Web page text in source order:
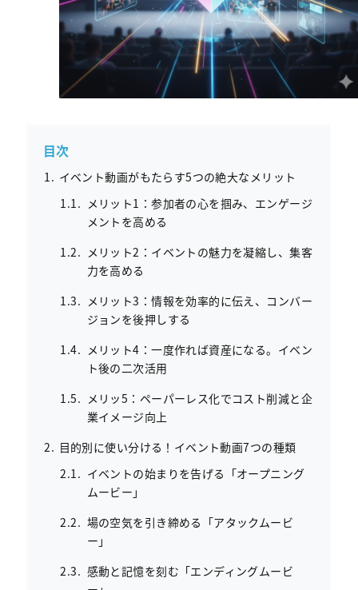
目次
イベント動画がもたらす5つの絶大なメリット
メリット1：参加者の心を掴み、エンゲージ
メントを高める
メリット2：イベントの魅力を凝縮し、集客
力を高める
メリット3：情報を効率的に伝え、コンバー
ジョンを後押しする
メリット4：一度作れば資産になる。イベン
ト後の二次活用
メリッ5：ペーパーレス化でコスト削減と企
業イメージ向上
目的別に使い分ける！イベント動画7つの種類
イベントの始まりを告げる「オープニング
ムービー」
場の空気を引き締める「アタックムービ
ー」
感動と記憶を刻む「エンディングムービ